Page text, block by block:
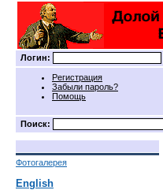
Логин:
Регистрация
Забыли пароль?
Помощь
Поиск:
Фотогалерея
English